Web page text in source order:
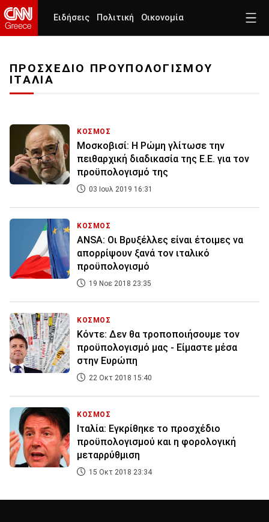
Ειδήσεις Πολιτική Οικονομία
ΠΡΟΣΧΕΔΙΟ ΠΡΟΥΠΟΛΟΓΙΣΜΟΥ
ΙΤΑΛΙΑ
ΚΟΣΜΟΣ
Μοσκοβισί: Η Ρώμη γλίτωσε την
πειθαρχική διαδικασία της Ε.Ε. για τον
προϋπολογισμό της
03 Ιουλ 2019 16:31
ΚΟΣΜΟΣ
ANSA: Οι Βρυξέλλες είναι έτοιμες να
απορρίψουν ξανά τον ιταλικό
προϋπολογισμό
19 Νοε 2018 23:35
ΚΟΣΜΟΣ
Κόντε: Δεν θα τροποποιήσουμε τον
προϋπολογισμό μας - Είμαστε μέσα
στην Ευρώπη
22 Οκτ 2018 15:40
ΚΟΣΜΟΣ
Ιταλία: Εγκρίθηκε το προσχέδιο
προϋπολογισμού και η φορολογική
μεταρρύθμιση
15 Οκτ 2018 23:34